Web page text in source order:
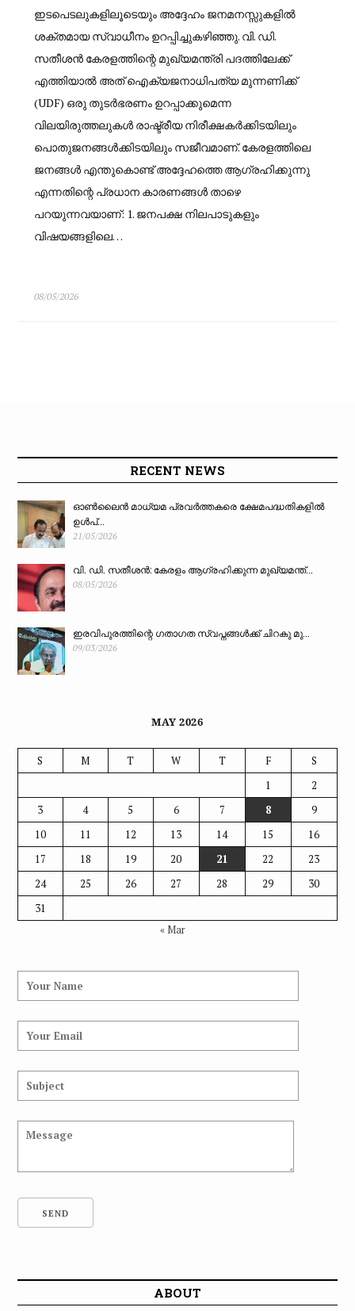
ഇടപെടലുകളിലൂടെയും അദ്ദേഹം ജനമനസ്സുകളിൽ
ശക്തമായ സ്വാധീനം ഉറപ്പിച്ചുകഴിഞ്ഞു. വി. ഡി.
സതീശൻ കേരളത്തിന്റെ മുഖ്യമന്ത്രി പദത്തിലേക്ക്
എത്തിയാൽ അത് ഐക്യജനാധിപത്യ മുന്നണിക്ക്
(UDF) ഒരു തുടർഭരണം ഉറപ്പാക്കുമെന്ന
വിലയിരുത്തലുകൾ രാഷ്ട്രീയ നിരീക്ഷകർക്കിടയിലും
പൊതുജനങ്ങൾക്കിടയിലും സജീവമാണ്. കേരളത്തിലെ
ജനങ്ങൾ എന്തുകൊണ്ട് അദ്ദേഹത്തെ ആഗ്രഹിക്കുന്നു
എന്നതിന്റെ പ്രധാന കാരണങ്ങൾ താഴെ
പറയുന്നവയാണ്: 1. ജനപക്ഷ നിലപാടുകളും
വിഷയങ്ങളിലെ…
08/05/2026
RECENT NEWS
ഓൺലൈൻ മാധ്യമ പ്രവർത്തകരെ ക്ഷേമപദ്ധതികളിൽ
ഉൾപ്...
21/05/2026
വി. ഡി. സതീശൻ: കേരളം ആഗ്രഹിക്കുന്ന മുഖ്യമന്ത്...
08/05/2026
ഇരവിപുരത്തിന്റെ ഗതാഗത സ്വപ്നങ്ങൾക്ക് ചിറകു മു...
09/03/2026
MAY 2026
S M T W T F
S
1
2
3
4 5 6 7 8
9
10
11 12 13 14 15
16
17
18 19 20 21 22
23
24
25 26 27 28 29
30
31
« Mar
ABOUT